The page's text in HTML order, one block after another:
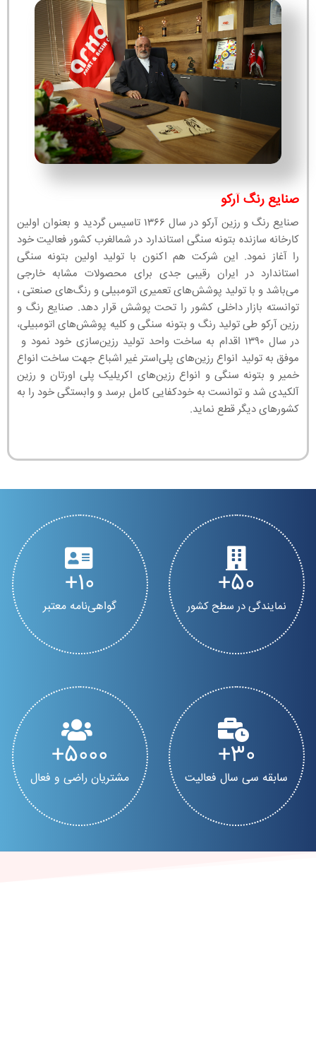
صنایع رنگ آرکو
صنایع رنگ و رزین آرکو در سال ۱۳۶۶ تاسیس گردید و بعنوان اولین
کارخانه سازنده بتونه سنگی استاندارد در شمالغرب کشور فعالیت خود
را آغاز نمود. این شرکت هم اکنون با تولید اولین بتونه سنگی
استاندارد در ایران رقیبی جدی برای محصولات مشابه خارجی
می‌باشد و با تولید پوشش‌های تعمیری اتومبیلی و رنگ‌های صنعتی ،
توانسته بازار داخلی کشور را تحت پوشش قرار دهد. صنایع رنگ و
رزین آرکو طی تولید رنگ و بتونه سنگی و کلیه پوشش‌های اتومبیلی،
در سال ۱۳۹۰ اقدام به ساخت واحد تولید رزین‌سازی خود نمود و
موفق به تولید انواع رزین‌های پلی‌استر غیر اشباع جهت ساخت انواع
خمیر و بتونه سنگی و انواع رزین‌های اکریلیک پلی اورتان و رزین
آلکیدی شد و توانست به خودکفایی کامل برسد و وابستگی خود را به
کشورهای دیگر قطع نماید.
50
نمایندگی در سطح کشور
10
گواهی‌نامه معتبر
30
سابقه سی سال فعالیت
5000
مشتریان راضی و فعال